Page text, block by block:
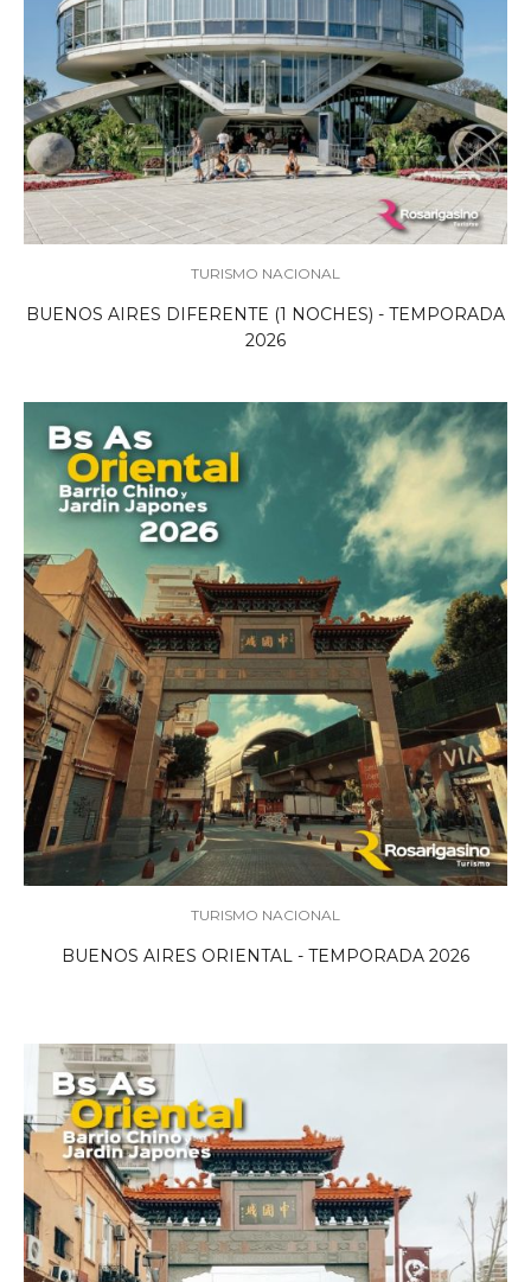
TURISMO NACIONAL
BUENOS AIRES DIFERENTE (1 NOCHES) - TEMPORADA
2026
TURISMO NACIONAL
BUENOS AIRES ORIENTAL - TEMPORADA 2026